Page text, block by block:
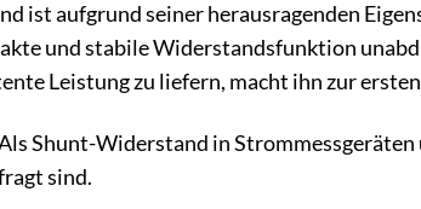
ist aufgrund seiner herausragenden
und stabile Widerstandsfunktion
Leistung zu liefern, macht ihn zur
Shunt-Widerstand in
sind.